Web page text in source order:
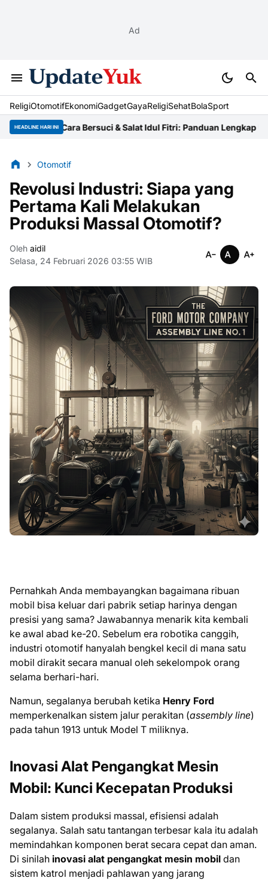
Ad
ReligiOtomotifEkonomiGadgetGayaReligiSehatBolaSport
HEADLINE HARI INI
Tata Cara Bersuci & Salat Idul Fitri: Panduan Lengkap UstazNiat
Otomotif
Revolusi Industri: Siapa yang
Pertama Kali Melakukan
Produksi Massal Otomotif?
Oleh aidil
Selasa, 24 Februari 2026 03:55 WIB
Pernahkah Anda membayangkan bagaimana ribuan
mobil bisa keluar dari pabrik setiap harinya dengan
presisi yang sama? Jawabannya menarik kita kembali
ke awal abad ke-20. Sebelum era robotika canggih,
industri otomotif hanyalah bengkel kecil di mana satu
mobil dirakit secara manual oleh sekelompok orang
selama berhari-hari.
Namun, segalanya berubah ketika Henry Ford
memperkenalkan sistem jalur perakitan (assembly line)
pada tahun 1913 untuk Model T miliknya.
Inovasi Alat Pengangkat Mesin
Mobil: Kunci Kecepatan Produksi
Dalam sistem produksi massal, efisiensi adalah
segalanya. Salah satu tantangan terbesar kala itu adalah
memindahkan komponen berat secara cepat dan aman.
Di sinilah inovasi alat pengangkat mesin mobil dan
sistem katrol menjadi pahlawan yang jarang